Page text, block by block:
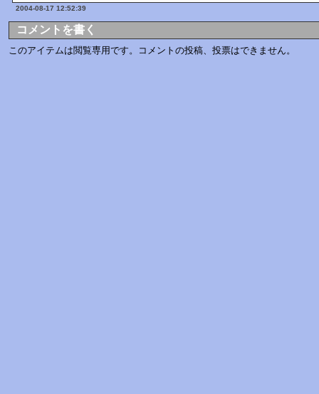
2004-08-17 12:52:39
コメントを書く
このアイテムは閲覧専用です。コメントの投稿、投票はできません。